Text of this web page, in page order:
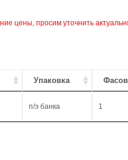
цены, просим уточнить
Упаковка
п/э банка 1